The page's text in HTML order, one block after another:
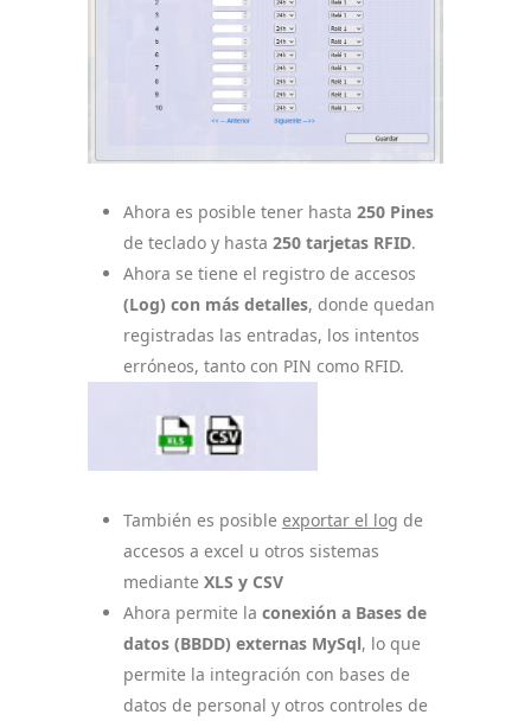
Ahora es posible tener hasta 250 Pines
de teclado y hasta 250 tarjetas RFID.
Ahora se tiene el registro de accesos
(Log) con más detalles, donde quedan
registradas las entradas, los intentos
erróneos, tanto con PIN como RFID.
También es posible exportar el log de
accesos a excel u otros sistemas
mediante XLS y CSV
Ahora permite la conexión a Bases de
datos (BBDD) externas MySql, lo que
permite la integración con bases de
datos de personal y otros controles de